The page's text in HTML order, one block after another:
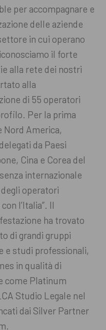
per accompagnare e
delle aziende
in cui operano
il forte
alla rete dei nostri
alla
di 55 operatori
Per la prima
Nord America,
da Paesi
Cina e Corea del
internazionale
operatori
l’Italia”. Il
ha trovato
di grandi gruppi
e studi professionali,
in qualità di
come Platinum
Studio Legale nel
dai Silver Partner